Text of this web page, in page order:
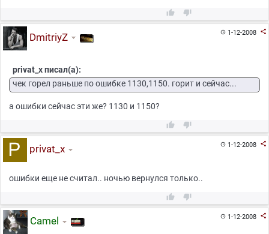
 
1-12-2008 
DmitriyZ
privat_x писал(а):
чек горел раньше по ошибке 1130,1150. горит и сейчас...
а ошибки сейчас эти же? 1130 и 1150?
 
1-12-2008 
privat_x
ошибки еще не считал.. ночью вернулся только..
 
1-12-2008 
Camel